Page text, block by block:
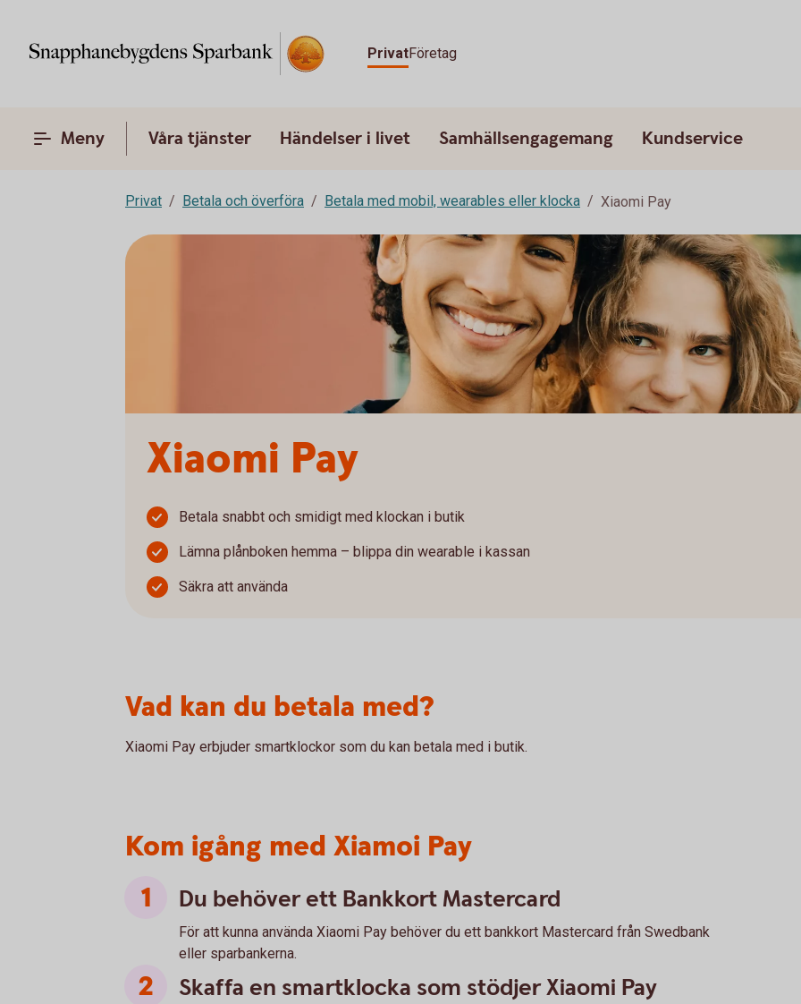
PrivatFöretag
Meny Våra tjänster Händelser i livet Samhällsengagemang Kundservice
Privat Betala och överföra Betala med mobil, wearables eller klocka Xiaomi Pay
Xiaomi Pay
Betala snabbt och smidigt med klockan i butik
Lämna plånboken hemma – blippa din wearable i kassan
Säkra att använda
Vad kan du betala med?
Xiaomi Pay erbjuder smartklockor som du kan betala med i butik.
Kom igång med Xiamoi Pay
Du behöver ett Bankkort Mastercard
För att kunna använda Xiaomi Pay behöver du ett bankkort Mastercard från Swedbank
eller sparbankerna.
Skaffa en smartklocka som stödjer Xiaomi Pay